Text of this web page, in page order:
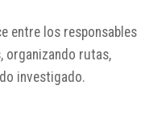
entre los responsables
organizando rutas,
investigado.